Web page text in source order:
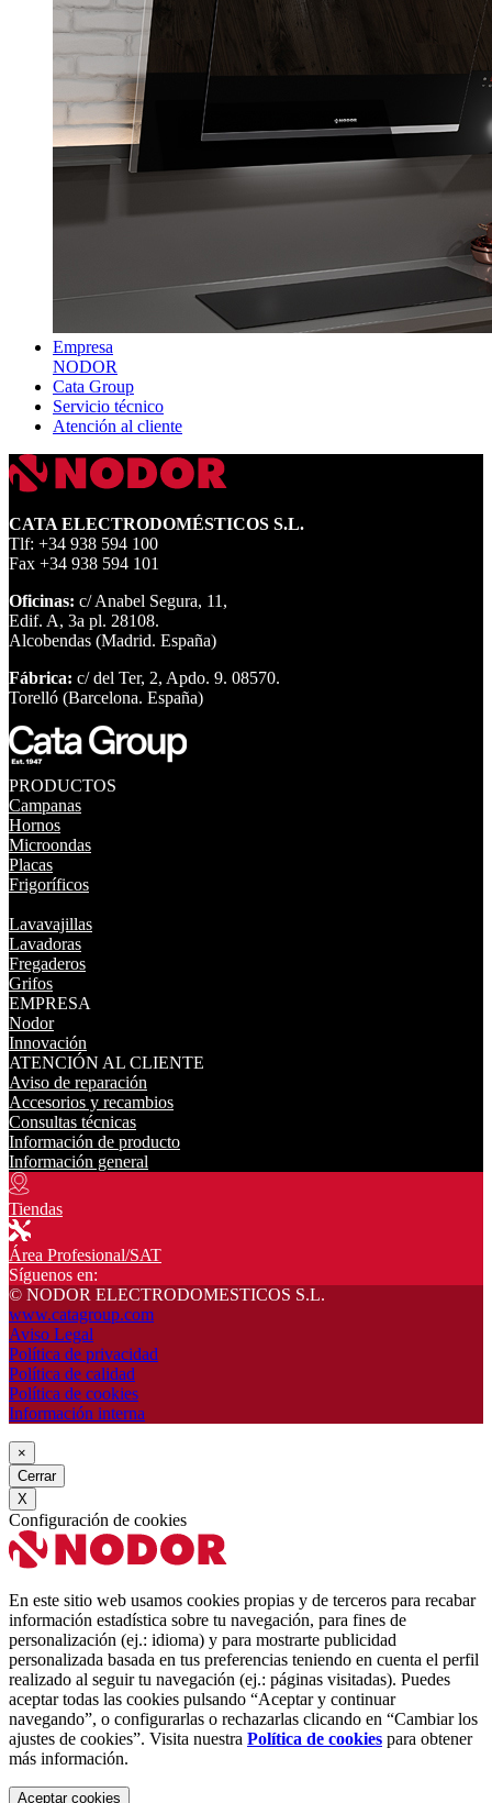
Empresa
NODOR
Cata Group
Servicio técnico
Atención al cliente
CATA ELECTRODOMÉSTICOS S.L.
Tlf: +34 938 594 100
Fax +34 938 594 101
Oficinas: c/ Anabel Segura, 11,
Edif. A, 3a pl. 28108.
Alcobendas (Madrid. España)
Fábrica: c/ del Ter, 2, Apdo. 9. 08570.
Torelló (Barcelona. España)
PRODUCTOS
Campanas
Hornos
Microondas
Placas
Frigoríficos
Lavavajillas
Lavadoras
Fregaderos
Grifos
EMPRESA
Nodor
Innovación
ATENCIÓN AL CLIENTE
Aviso de reparación
Accesorios y recambios
Consultas técnicas
Información de producto
Información general
Tiendas
Área Profesional/SAT
Síguenos en:
© NODOR ELECTRODOMESTICOS S.L.
www.catagroup.com
Aviso Legal
Política de privacidad
Política de calidad
Política de cookies
Información interna
×
Cerrar
X
Configuración de cookies
En este sitio web usamos cookies propias y de terceros para recabar
información estadística sobre tu navegación, para fines de
personalización (ej.: idioma) y para mostrarte publicidad
personalizada basada en tus preferencias teniendo en cuenta el perfil
realizado al seguir tu navegación (ej.: páginas visitadas). Puedes
aceptar todas las cookies pulsando “Aceptar y continuar
navegando”, o configurarlas o rechazarlas clicando en “Cambiar los
ajustes de cookies”. Visita nuestra Política de cookies para obtener
más información.
Aceptar cookies